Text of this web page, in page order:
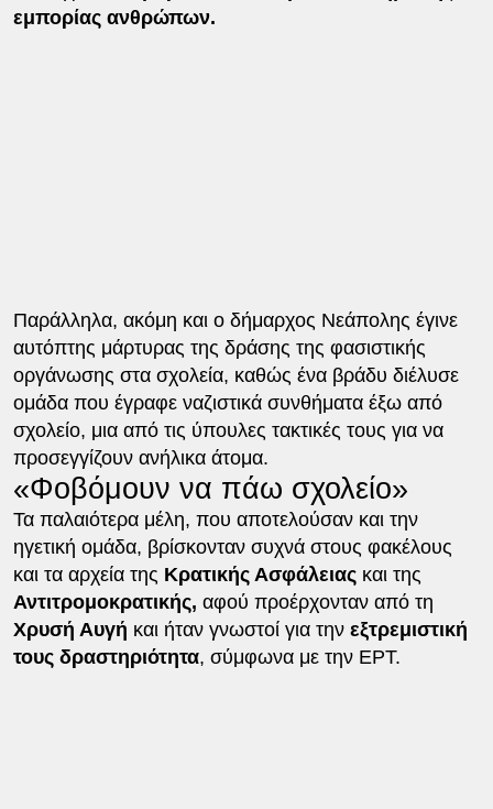
εμπορίας ανθρώπων.
Παράλληλα, ακόμη και ο δήμαρχος Νεάπολης έγινε
αυτόπτης μάρτυρας της δράσης της φασιστικής
οργάνωσης στα σχολεία, καθώς ένα βράδυ διέλυσε
ομάδα που έγραφε ναζιστικά συνθήματα έξω από
σχολείο, μια από τις ύπουλες τακτικές τους για να
προσεγγίζουν ανήλικα άτομα.
«Φοβόμουν να πάω σχολείο»
Τα παλαιότερα μέλη, που αποτελούσαν και την
ηγετική ομάδα, βρίσκονταν συχνά στους φακέλους
και τα αρχεία της Κρατικής Ασφάλειαςκαι της
Αντιτρομοκρατικής, αφού προέρχονταν από τη
Χρυσή Αυγή και ήταν γνωστοί για την εξτρεμιστική
τους δραστηριότητα, σύμφωνα με την ΕΡΤ.